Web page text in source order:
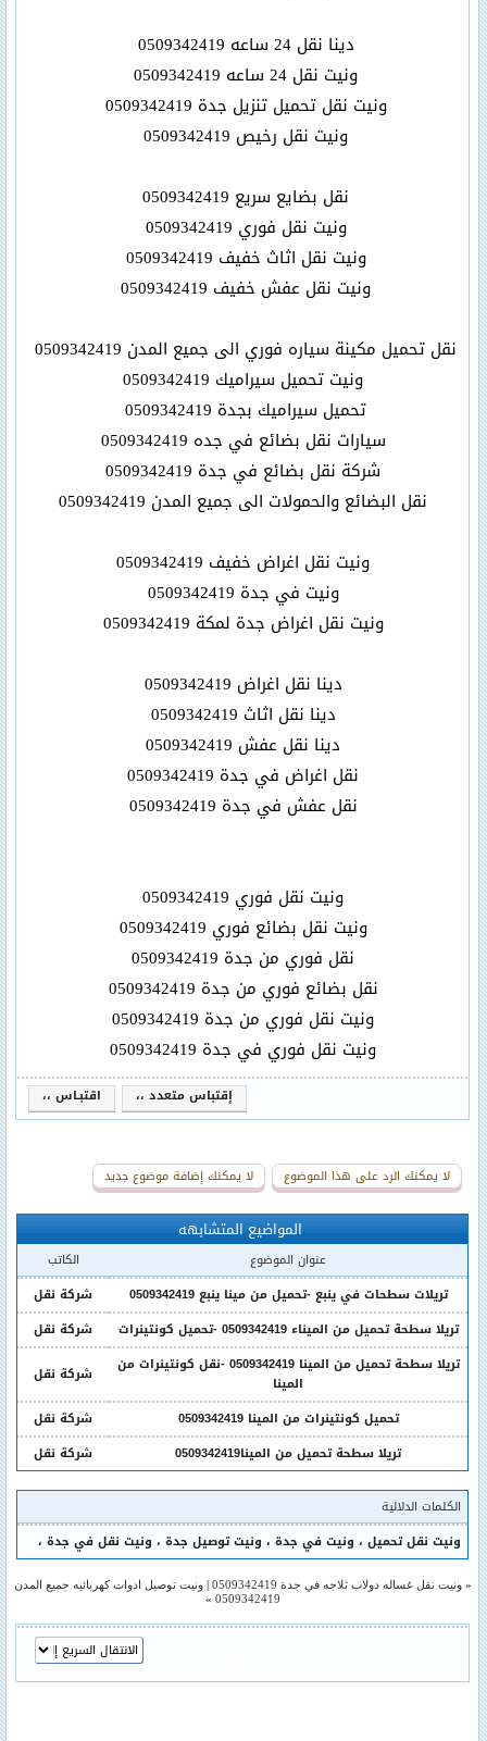
دينا نقل 24 ساعه 0509342419
ونيت نقل 24 ساعه 0509342419
ونيت نقل تحميل تنزيل جدة 0509342419
ونيت نقل رخيص 0509342419
نقل بضايع سريع 0509342419
ونيت نقل فوري 0509342419
ونيت نقل اثاث خفيف 0509342419
ونيت نقل عفش خفيف 0509342419
نقل تحميل مكينة سياره فوري الى جميع المدن 0509342419
ونيت تحميل سيراميك 0509342419
تحميل سيراميك بجدة 0509342419
سيارات نقل بضائع في جده 0509342419
شركة نقل بضائع في جدة 0509342419
نقل البضائع والحمولات الى جميع المدن 0509342419
ونيت نقل اغراض خفيف 0509342419
ونيت في جدة 0509342419
ونيت نقل اغراض جدة لمكة 0509342419
دينا نقل اغراض 0509342419
دينا نقل اثاث 0509342419
دينا نقل عفش 0509342419
نقل اغراض في جدة 0509342419
نقل عفش في جدة 0509342419
ونيت نقل فوري 0509342419
ونيت نقل بضائع فوري 0509342419
نقل فوري من جدة 0509342419
نقل بضائع فوري من جدة 0509342419
ونيت نقل فوري من جدة 0509342419
ونيت نقل فوري في جدة 0509342419
اقتبـاس ،، إقتباس متعدد ،،
لا يمكنك الرد على هذا الموضوع لا يمكنك إضافة موضوع جديد
المواضيع المتشابهه
عنوان الموضوع
الكاتب
تريلات سطحات في ينبع -تحميل من مينا ينبع 0509342419
شركة نقل
تريلا سطحة تحميل من الميناء 0509342419 -تحميل كونتينرات
شركة نقل
تريلا سطحة تحميل من المينا 0509342419 -نقل كونتينرات من
المينا
شركة نقل
تحميل كونتينرات من المينا 0509342419
شركة نقل
تريلا سطحة تحميل من المينا0509342419
شركة نقل
الكلمات الدلالية
ونيت نقل تحميل ، ونيت في جدة، ونيت توصيل جدة، ونيت نقل في جدة،
«ونيت نقل غساله دولاب ثلاجه في جدة 0509342419 |ونيت توصيل ادوات كهربائيه جميع المدن
0509342419
»